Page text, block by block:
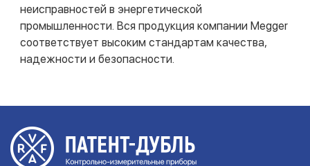
неисправностей в энергетической
промышленности. Вся продукция компании Megger
соответствует высоким стандартам качества,
надежности и безопасности.